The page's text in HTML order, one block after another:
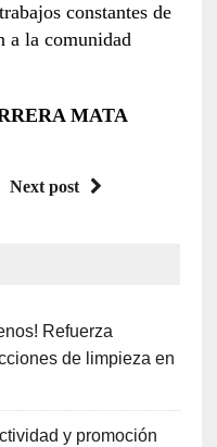
constantes de
a la comunidad
MATA
Next post
Refuerza
de limpieza en
y promoción